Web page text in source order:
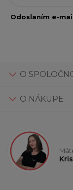
Odoslaním e-
O
O NÁKUPE